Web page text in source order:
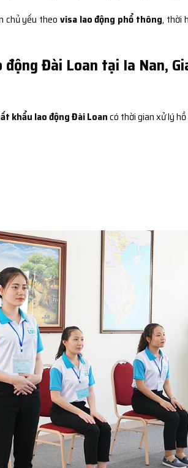
chủ yếu theo visa lao động phổ thông, thời
Đài Loan tại Ia Nan,
khẩu lao động Đài Loancó thời gian xử lý